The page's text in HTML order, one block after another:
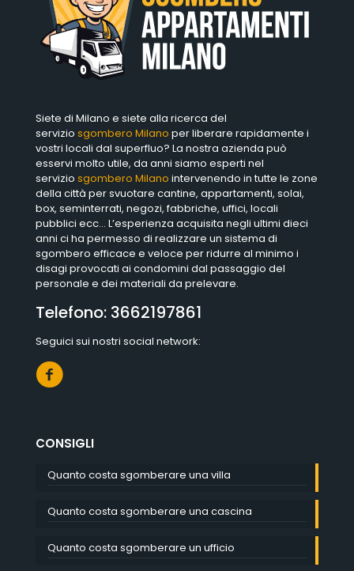
Siete di Milano e siete alla ricerca del
servizio sgombero Milano per liberare rapidamente i
vostri locali dal superfluo? La nostra azienda può
esservi molto utile, da anni siamo esperti nel
servizio sgombero Milano intervenendo in tutte le zone
della città per svuotare cantine, appartamenti, solai,
box, seminterrati, negozi, fabbriche, uffici, locali
pubblici ecc… L’esperienza acquisita negli ultimi dieci
anni ci ha permesso di realizzare un sistema di
sgombero efficace e veloce per ridurre al minimo i
disagi provocati ai condomini dal passaggio del
personale e dei materiali da prelevare.
Telefono: 3662197861
Seguici sui nostri social network:
CONSIGLI
Quanto costa sgomberare una villa
Quanto costa sgomberare una cascina
Quanto costa sgomberare un ufficio